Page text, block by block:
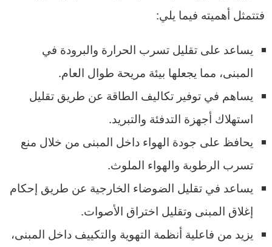
فتتمثل أهميته فيما يلي:
يساعد على تقليل تسرب الحرارة والبرودة في
المبنى، مما يجعلها بيئة مريحة طوال العام.
يساهم في توفير تكاليف الطاقة عن طريق تقليل
استهلاك أجهزة التدفئة والتبريد.
يحافظ على جودة الهواء داخل المبنى من خلال منع
تسرب الرطوبة والهواء الملوث.
يساعد في تقليل الضوضاء الخارجية عن طريق إحكام
إغلاق المبنى وتقليل اختراق الأصوات.
يزيد من فاعلية أنظمة التهوية والتكييف داخل المبنى،